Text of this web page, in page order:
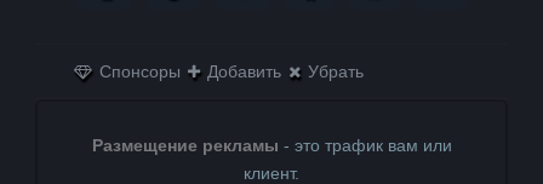
Спонсоры Добавить Убрать
Размещение рекламы - это трафик вам или
клиент.